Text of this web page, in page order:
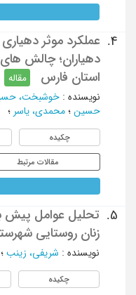
4.
عملکرد موثر
دهیاران؛ چالش
استان فارس
مقاله
نویسنده : خوشبخت،
حسین ؛ محمدی، یاسر ؛
چکیده
مقالات مرتبط
5.
تحلیل عوامل پیش
زنان روستایی
نویسنده : شریفی، زینب ؛
چکیده